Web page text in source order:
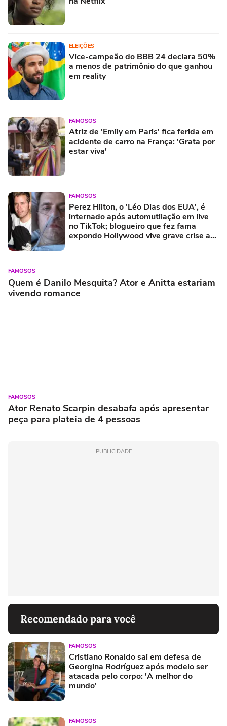
ELEIÇÕES
Vice-campeão do BBB 24 declara 50%
a menos de patrimônio do que ganhou
em reality
FAMOSOS
Atriz de 'Emily em Paris' fica ferida em
acidente de carro na França: 'Grata por
estar viva'
FAMOSOS
Perez Hilton, o 'Léo Dias dos EUA', é
internado após automutilação em live
no TikTok; blogueiro que fez fama
expondo Hollywood vive grave crise aos
FAMOSOS
Quem é Danilo Mesquita? Ator e Anitta estariam
vivendo romance
FAMOSOS
Ator Renato Scarpin desabafa após apresentar
peça para plateia de 4 pessoas
PUBLICIDADE
Recomendado para você
FAMOSOS
Cristiano Ronaldo sai em defesa de
Georgina Rodríguez após modelo ser
atacada pelo corpo: 'A melhor do
mundo'
FAMOSOS